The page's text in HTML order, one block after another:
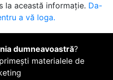
la această informație. Da-
a vă loga.
dumneavoastră?
materialele de